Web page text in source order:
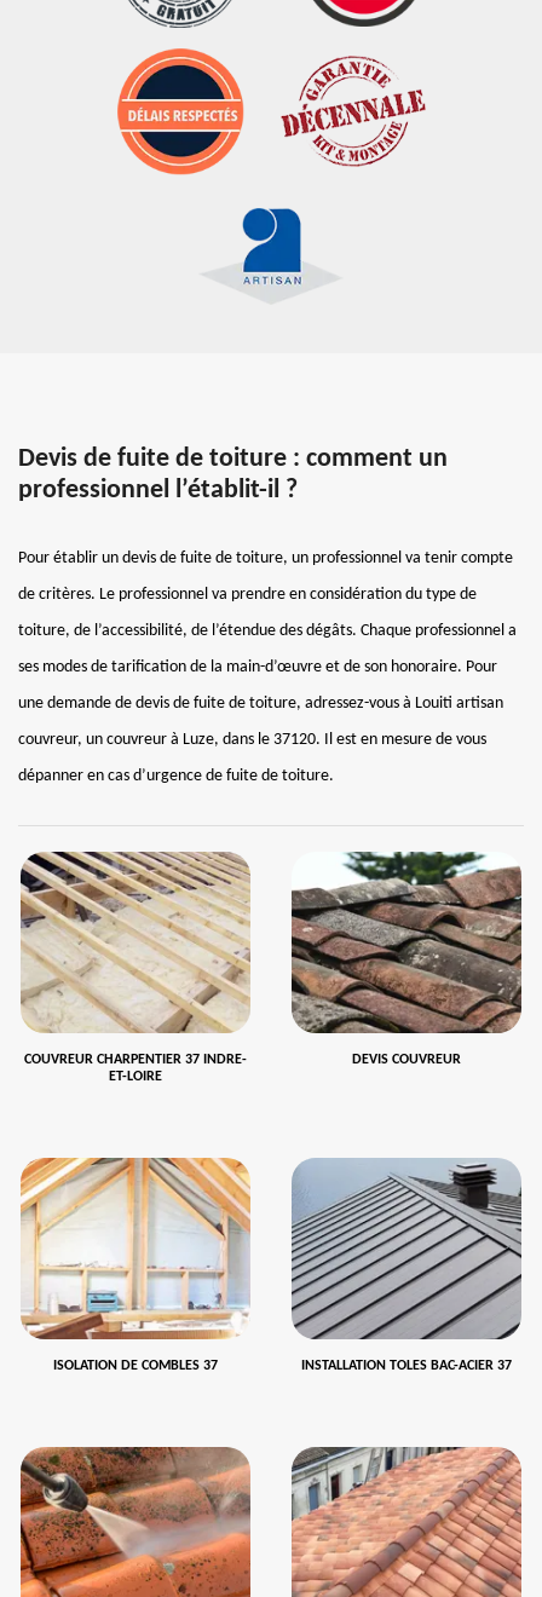
Devis de fuite de toiture : comment un
professionnel l’établit-il ?
Pour établir un devis de fuite de toiture, un professionnel va tenir compte
de critères. Le professionnel va prendre en considération du type de
toiture, de l’accessibilité, de l’étendue des dégâts. Chaque professionnel a
ses modes de tarification de la main-d’œuvre et de son honoraire. Pour
une demande de devis de fuite de toiture, adressez-vous à Louiti artisan
couvreur, un couvreur à Luze, dans le 37120. Il est en mesure de vous
dépanner en cas d’urgence de fuite de toiture.
COUVREUR CHARPENTIER 37 INDRE-
ET-LOIRE
DEVIS COUVREUR
ISOLATION DE COMBLES 37 INSTALLATION TOLES BAC-ACIER 37